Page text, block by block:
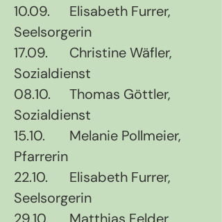
10.09.	Elisabeth Furrer,
Seelsorgerin
17.09.	Christine Wäfler,
Sozialdienst
08.10.	Thomas Göttler,
Sozialdienst
15.10.	Melanie Pollmeier,
Pfarrerin
22.10.	Elisabeth Furrer,
Seelsorgerin